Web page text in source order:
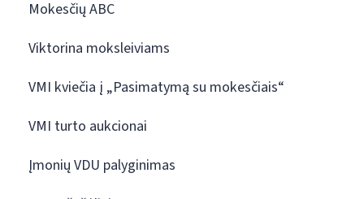
Mokesčių ABC
Viktorina moksleiviams
VMI kviečia į „Pasimatymą su mokesčiais“
VMI turto aukcionai
Įmonių VDU palyginimas